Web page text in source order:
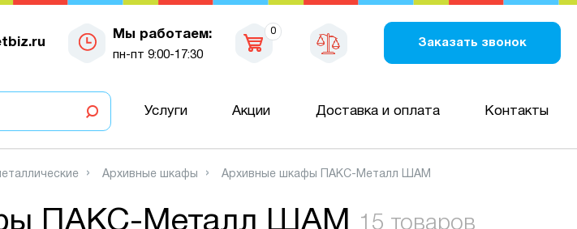
Мы работаем:
пн-пт 9:00-17:30
0
Заказать звонок
Услуги Акции Доставка и оплата Контакты
Архивные шкафы Архивные шкафы ПАКС-Металл ШАМ
ПАКС-Металл ШАМ 15 товаров